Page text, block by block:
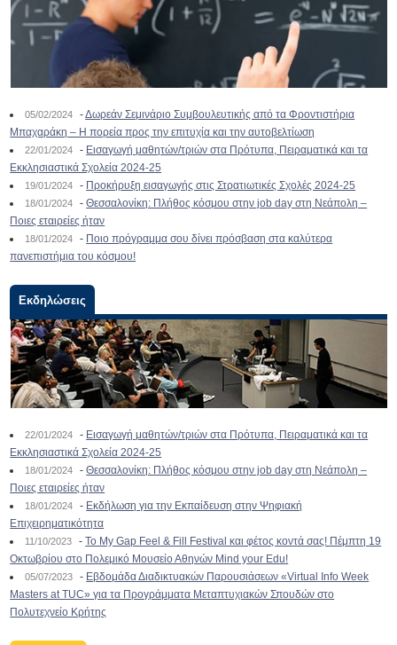
05/02/2024 -Δωρεάν Σεμινάριο Συμβουλευτικής από τα Φροντιστήρια
Μπαχαράκη – Η πορεία προς την επιτυχία και την αυτοβελτίωση
22/01/2024 - Εισαγωγή μαθητών/τριών στα Πρότυπα, Πειραματικά και τα
Εκκλησιαστικά Σχολεία 2024-25
19/01/2024 - Προκήρυξη εισαγωγής στις Στρατιωτικές Σχολές 2024-25
18/01/2024 -Θεσσαλονίκη: Πλήθος κόσμου στην job day στη Νεάπολη –
Ποιες εταιρείες ήταν
18/01/2024 - Ποιο πρόγραμμα σου δίνει πρόσβαση στα καλύτερα
πανεπιστήμια του κόσμου!
Εκδηλώσεις
22/01/2024 - Εισαγωγή μαθητών/τριών στα Πρότυπα, Πειραματικά και τα
Εκκλησιαστικά Σχολεία 2024-25
18/01/2024 -Θεσσαλονίκη: Πλήθος κόσμου στην job day στη Νεάπολη –
Ποιες εταιρείες ήταν
18/01/2024 - Εκδήλωση για την Εκπαίδευση στην Ψηφιακή
Επιχειρηματικότητα
11/10/2023 -To My Gap Feel & Fill Festival και φέτος κοντά σας! Πέμπτη 19
Οκτωβρίου στο Πολεμικό Μουσείο Αθηνών Mind your Edu!
05/07/2023 - Εβδομάδα Διαδικτυακών Παρουσιάσεων «Virtual Info Week
Masters at TUC» για τα Προγράμματα Μεταπτυχιακών Σπουδών στο
Πολυτεχνείο Κρήτης